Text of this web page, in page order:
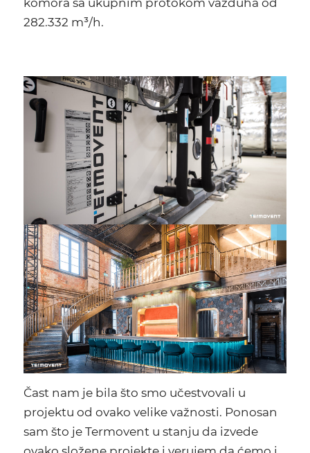
282.332 m³/h.
Čast nam je bila što smo učestvovali u
projektu od ovako velike važnosti. Ponosan
sam što je Termovent u stanju da izvede